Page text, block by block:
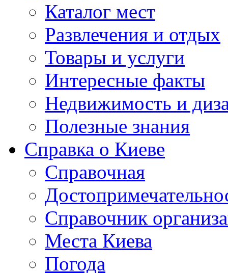
Каталог мест
Развлечения и отдых
Товары и услуги
Интересные факты
Недвижимость и
Полезные знания
Справка о Киеве
Справочная
Справочник
Места Киева
Погода